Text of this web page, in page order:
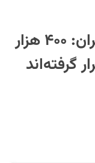
انجمن تجارت الکترونیک تهران: ۴۰۰ هزار
گرفته‌اند